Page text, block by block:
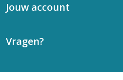
Jouw account
Vragen?